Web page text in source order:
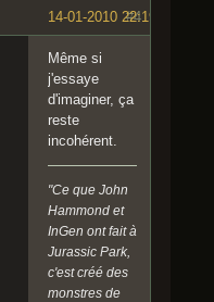
#4
14-01-2010 22:19:18
Même si
j'essaye
d'imaginer, ça
reste
incohérent.
"Ce que John
Hammond et
InGen ont fait à
Jurassic Park,
c'est créé des
monstres de